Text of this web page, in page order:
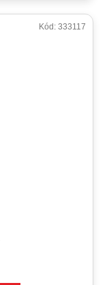
Kód: 333117